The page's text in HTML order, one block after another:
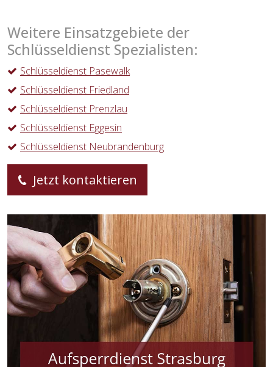
Weitere Einsatzgebiete der
Schlüsseldienst Spezialisten:
Schlüsseldienst Pasewalk
Schlüsseldienst Friedland
Schlüsseldienst Prenzlau
Schlüsseldienst Eggesin
Schlüsseldienst Neubrandenburg
Jetzt kontaktieren